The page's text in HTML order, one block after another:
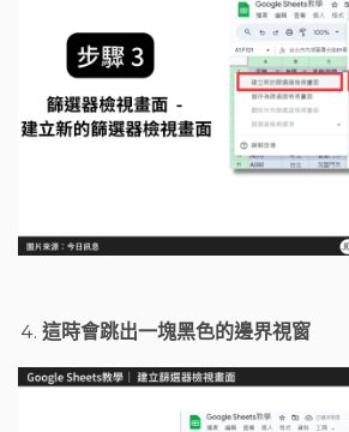
這時會跳出一塊黑色的邊界視窗